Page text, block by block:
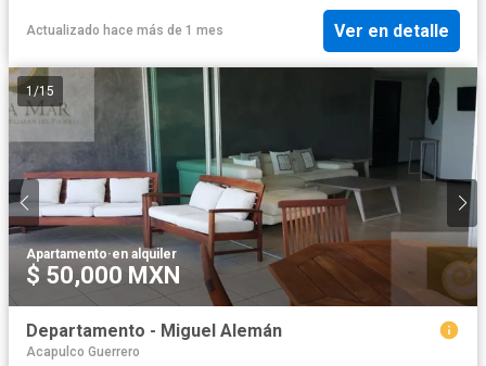
Actualizado hace más de 1 mes Ver en detalle
1/15
Apartamento·en alquiler
$ 50,000 MXN
Departamento - Miguel Alemán
Acapulco Guerrero